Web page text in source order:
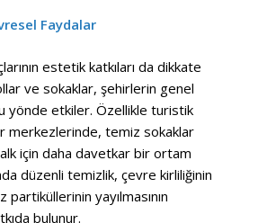
Faydalar
estetik katkıları da dikkate
ve sokaklar, şehirlerin genel
yönde etkiler. Özellikle turistik
merkezlerinde, temiz sokaklar
için daha davetkar bir ortam
düzenli temizlik, çevre kirliliğinin
yayılmasının
bulunur.